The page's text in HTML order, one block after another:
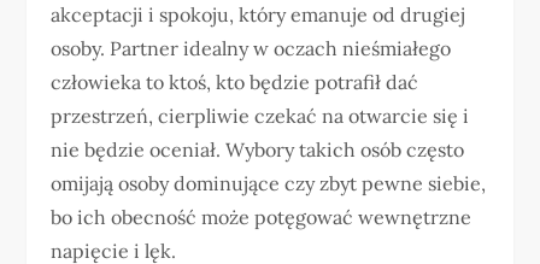
akceptacji i spokoju, który emanuje od drugiej
osoby. Partner idealny w oczach nieśmiałego
człowieka to ktoś, kto będzie potrafił dać
przestrzeń, cierpliwie czekać na otwarcie się i
nie będzie oceniał. Wybory takich osób często
omijają osoby dominujące czy zbyt pewne siebie,
bo ich obecność może potęgować wewnętrzne
napięcie i lęk.